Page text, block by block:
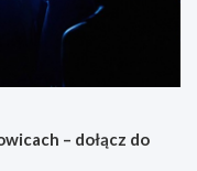
– dołącz do